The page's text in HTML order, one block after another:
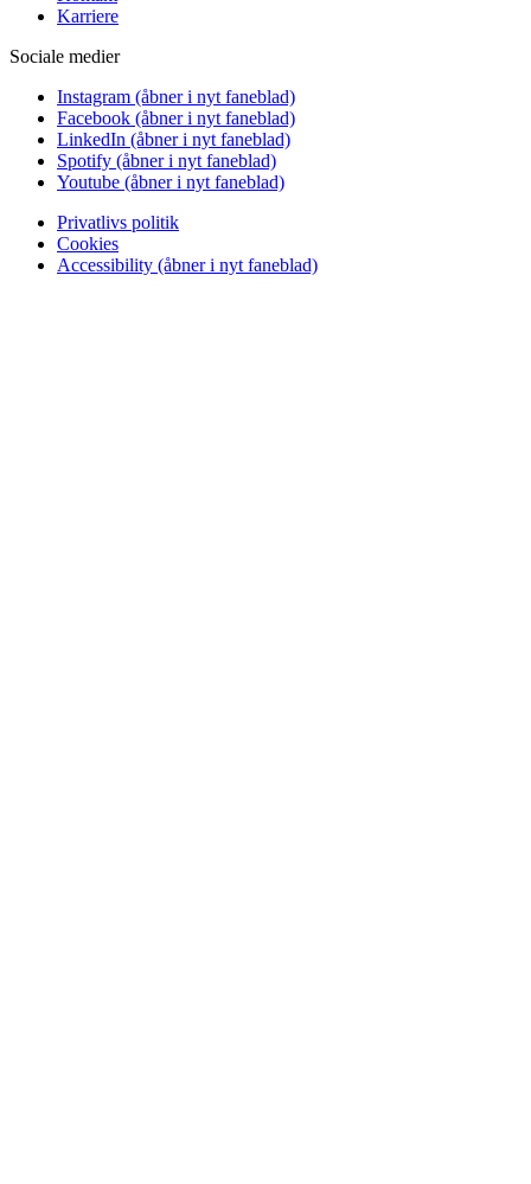
Karriere
Sociale medier
Instagram (åbner i nyt faneblad)
Facebook (åbner i nyt faneblad)
LinkedIn (åbner i nyt faneblad)
Spotify (åbner i nyt faneblad)
Youtube (åbner i nyt faneblad)
Privatlivs politik
Cookies
Accessibility (åbner i nyt faneblad)